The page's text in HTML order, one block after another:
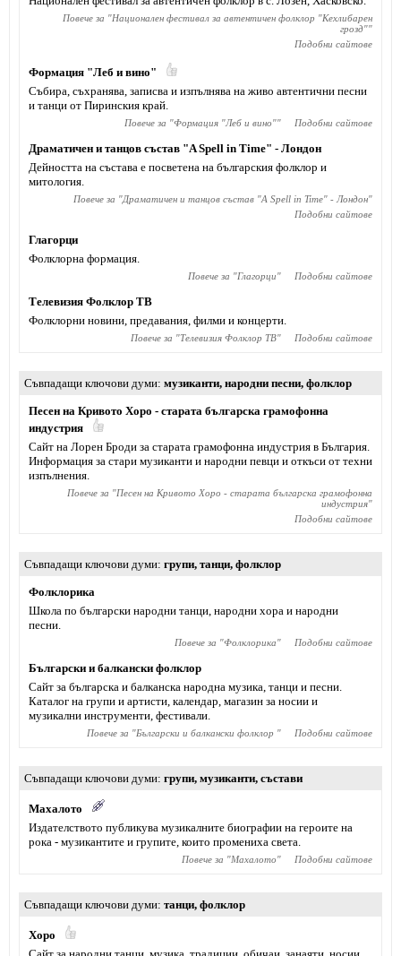
Повече за "Национален фестивал за автентичен фолклор "Кехлибарен
грозд""
Подобни сайтове
Формация "Леб и вино"
Събира, съхранява, записва и изпълнява на живо автентични песни
и танци от Пиринския край.
Повече за "Формация "Леб и вино"" Подобни сайтове
Драматичен и танцов състав "A Spell in Time" - Лондон
Дейността на състава е посветена на българския фолклор и
митология.
Повече за "Драматичен и танцов състав "A Spell in Time" - Лондон"
Подобни сайтове
Глагорци
Фолклорна формация.
Повече за "Глагорци" Подобни сайтове
Телевизия Фолклор ТВ
Фолклорни новини, предавания, филми и концерти.
Повече за "Телевизия Фолклор ТВ" Подобни сайтове
Съвпадащи ключови думи музиканти, народни песни, фолклор
Песен на Кривото Хоро - старата българска грамофонна
индустрия
Сайт на Лорен Броди за старата грамофонна индустрия в България.
Информация за стари музиканти и народни певци и откъси от техни
изпълнения.
Повече за "Песен на Кривото Хоро - старата българска грамофонна
индустрия"
Подобни сайтове
Съвпадащи ключови думи групи, танци, фолклор
Фолклорика
Школа по български народни танци, народни хора и народни
песни.
Повече за "Фолклорика" Подобни сайтове
Български и балкански фолклор
Сайт за българска и балканска народна музика, танци и песни.
Каталог на групи и артисти, календар, магазин за носии и
музикални инструменти, фестивали.
Повече за "Български и балкански фолклор " Подобни сайтове
Съвпадащи ключови думи групи, музиканти, състави
Махалото
Издателството публикува музикалните биографии на героите на
рока - музикантите и групите, които промениха света.
Повече за "Махалото" Подобни сайтове
Съвпадащи ключови думи танци, фолклор
Хоро